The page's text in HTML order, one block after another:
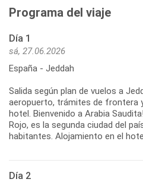
Programa del viaje
Día 1
sá, 27.06.2026
España - Jeddah
Salida según plan de vuelos a
aeropuerto, trámites de frontera
hotel. Bienvenido a Arabia
Rojo, es la segunda ciudad del
Día 2